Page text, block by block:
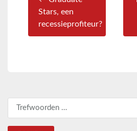
Stars, een
recessieprofiteur?
Zoeken naar: